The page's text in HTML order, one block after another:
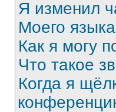
Я изменил
Моего
Как я могу
Что такое
Когда я